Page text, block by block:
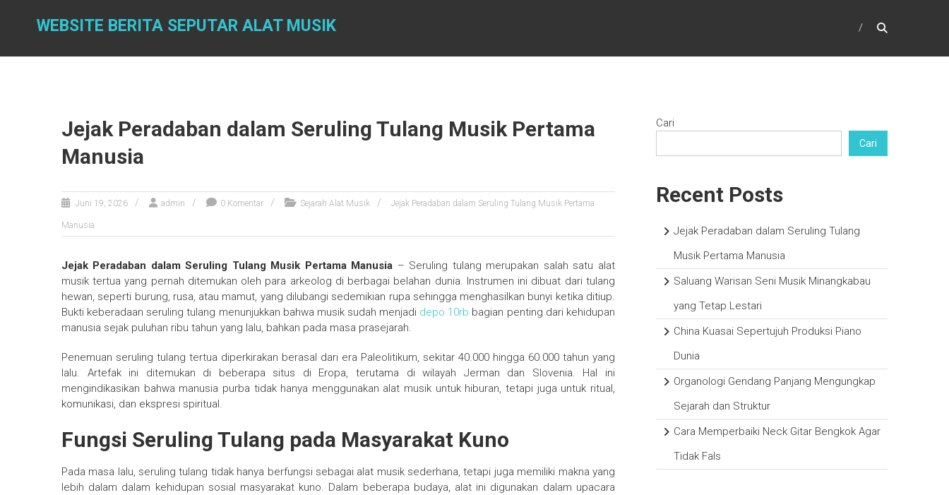
WEBSITE BERITA SEPUTAR ALAT MUSIK
Jejak Peradaban dalam Seruling Tulang Musik Pertama
Manusia
Juni 19, 2026 admin 0 Komentar Sejarah Alat Musik Jejak Peradaban dalam Seruling Tulang Musik Pertama
Manusia
Jejak Peradaban dalam Seruling Tulang Musik Pertama Manusia – Seruling tulang merupakan salah satu alat
musik tertua yang pernah ditemukan oleh para arkeolog di berbagai belahan dunia. Instrumen ini dibuat dari tulang
hewan, seperti burung, rusa, atau mamut, yang dilubangi sedemikian rupa sehingga menghasilkan bunyi ketika ditiup.
Bukti keberadaan seruling tulang menunjukkan bahwa musik sudah menjadi depo 10rb bagian penting dari kehidupan
manusia sejak puluhan ribu tahun yang lalu, bahkan pada masa prasejarah.
Penemuan seruling tulang tertua diperkirakan berasal dari era Paleolitikum, sekitar 40.000 hingga 60.000 tahun yang
lalu. Artefak ini ditemukan di beberapa situs di Eropa, terutama di wilayah Jerman dan Slovenia. Hal ini
mengindikasikan bahwa manusia purba tidak hanya menggunakan alat musik untuk hiburan, tetapi juga untuk ritual,
komunikasi, dan ekspresi spiritual.
Fungsi Seruling Tulang pada Masyarakat Kuno
Pada masa lalu, seruling tulang tidak hanya berfungsi sebagai alat musik sederhana, tetapi juga memiliki makna yang
lebih dalam dalam kehidupan sosial masyarakat kuno. Dalam beberapa budaya, alat ini digunakan dalam upacara
Cari
Cari
Recent Posts
Jejak Peradaban dalam Seruling Tulang
Musik Pertama Manusia
Saluang Warisan Seni Musik Minangkabau
yang Tetap Lestari
China Kuasai Sepertujuh Produksi Piano
Dunia
Organologi Gendang Panjang Mengungkap
Sejarah dan Struktur
Cara Memperbaiki Neck Gitar Bengkok Agar
Tidak Fals